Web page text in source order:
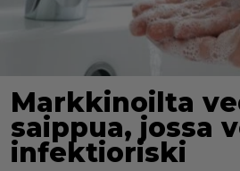
Markkinoilta
saippua, jossa
infektioriski